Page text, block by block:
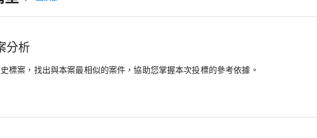
分析
標案，找出與本案最相似的案件，協助您掌握本次投標的參考依據。